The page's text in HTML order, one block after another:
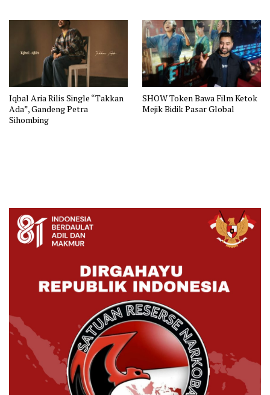
Iqbal Aria Rilis Single “Takkan
Ada”, Gandeng Petra
Sihombing
SHOW Token Bawa Film Ketok
Mejik Bidik Pasar Global